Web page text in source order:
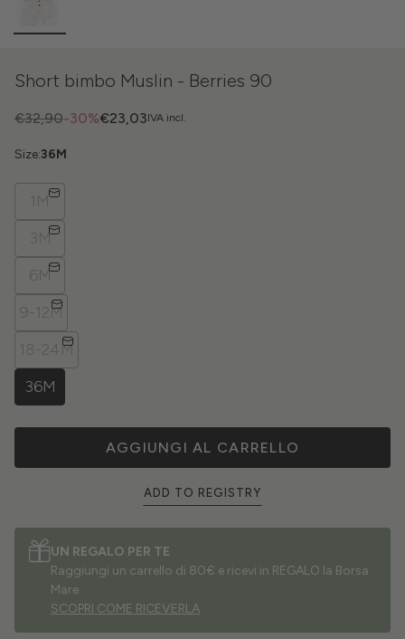
Short bimbo Muslin - Berries 90
IVA incl.
-30%
€32,90 €23,03
Size:36M
1M
3M
6M
9-12M
18-24M
36M
AGGIUNGI AL CARRELLO
ADD TO REGISTRY
UN REGALO PER TE
Raggiungi un carrello di 80€ e ricevi in REGALO la Borsa
Mare.
SCOPRI COME RICEVERLA